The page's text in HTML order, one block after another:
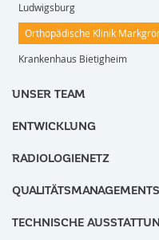
Ludwigsburg
Orthopädische Klinik
Krankenhaus Bietigheim
UNSER TEAM
ENTWICKLUNG
RADIOLOGIENETZ
TECHNISCHE